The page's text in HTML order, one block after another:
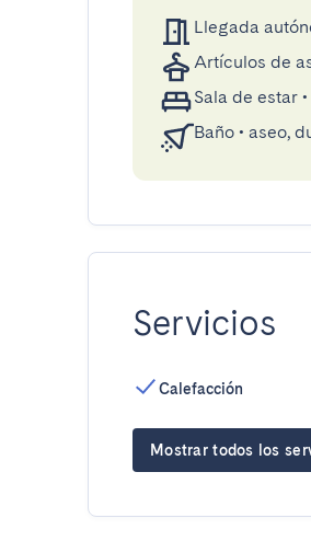
Llegada
Artículos de
Sala de estar •
Baño • aseo,
Servicios
Calefacción
Mostrar todos los